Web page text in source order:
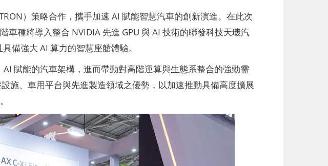
）策略合作，攜手加速 AI 賦能智慧汽車的創新演進。在此次
車種將導入整合 NVIDIA 先進 GPU 與 AI 技術的聯發科技天璣汽
備強大 AI 算力的智慧座艙體驗。
賦能的汽車架構，進而帶動對高階運算與生態系整合的強勁需
施、車用平台與先進製造領域之優勢，以加速推動具備高度擴展